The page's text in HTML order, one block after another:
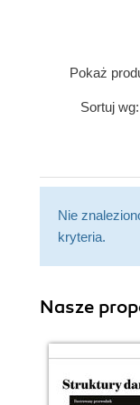
Pokaż
Sortuj wg:
Nie
kryteria.
Nasze